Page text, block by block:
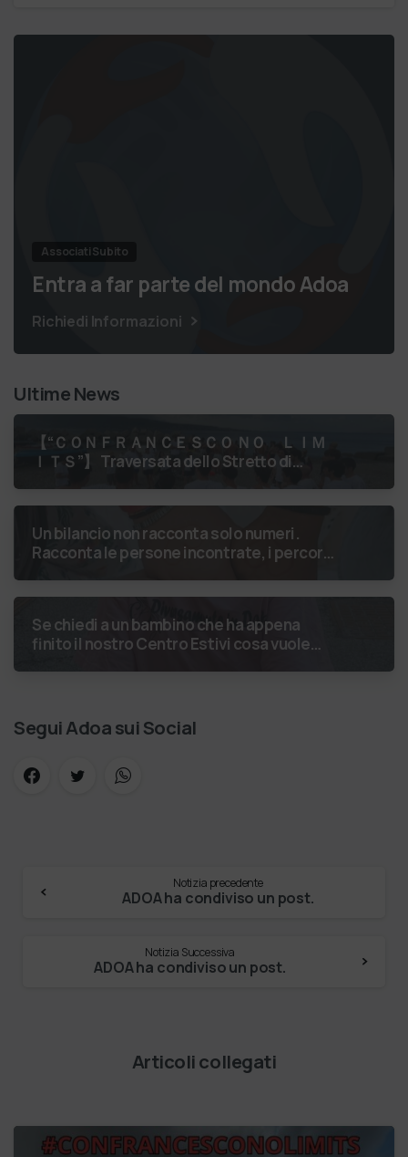
Associati Subito
Entra a far parte del mondo Adoa
Richiedi Informazioni
Ultime News
【 “ＣＯＮＦＲＡＮＣＥＳＣＯ ＮＯ ＬＩＭ
ＩＴＳ”】 Traversata dello Stretto di
Un bilancio non racconta solo numeri.
Racconta le persone incontrate, i percorsi
Se chiedi a un bambino che ha appena
finito il nostro Centro Estivi cosa vuole
Segui Adoa sui Social
Notizia precedente
ADOA ha condiviso un post.
Notizia Successiva
ADOA ha condiviso un post.
Articoli collegati